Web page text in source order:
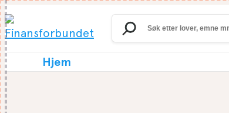
Search
for:
Hjem